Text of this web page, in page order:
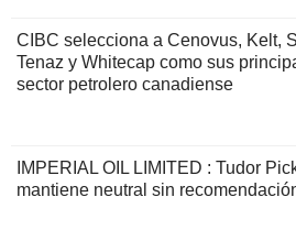
CIBC selecciona a Cenovus, Kelt,
Tenaz y Whitecap como sus
sector petrolero canadiense
IMPERIAL OIL LIMITED : Tudor
mantiene neutral sin